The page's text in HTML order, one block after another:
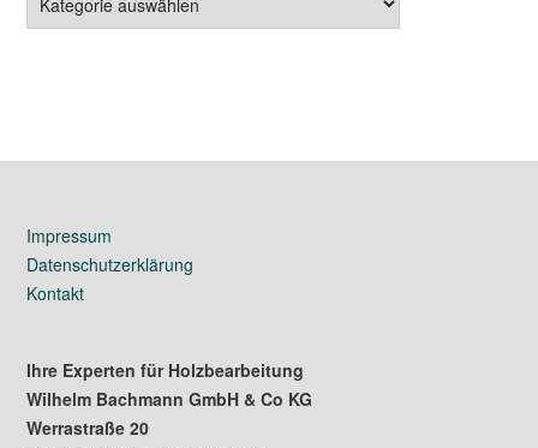
Impressum
Datenschutzerklärung
Kontakt
Ihre Experten für Holzbearbeitung
Wilhelm Bachmann GmbH & Co KG
Werrastraße 20